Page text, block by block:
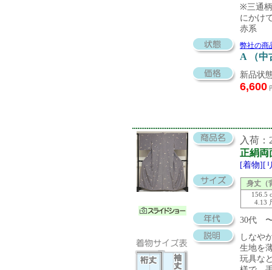
※三通
にかけ
赤系
弊社の商
A （中
新品状
6,600
入荷：
正絹両
[着物][
身丈（
156.5
4.13
30代
しなや
生地を
玩具な